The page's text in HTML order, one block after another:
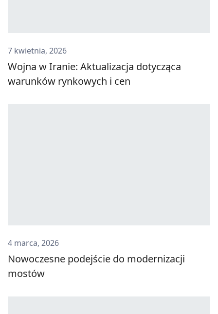
7 kwietnia, 2026
Wojna w Iranie: Aktualizacja dotycząca
warunków rynkowych i cen
4 marca, 2026
Nowoczesne podejście do modernizacji
mostów